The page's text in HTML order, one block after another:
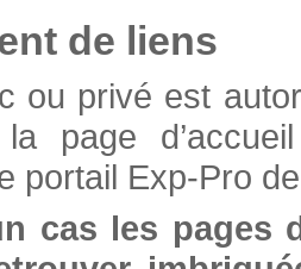
de liens
ou privé est
page
portail Exp-Pro
cas les pages